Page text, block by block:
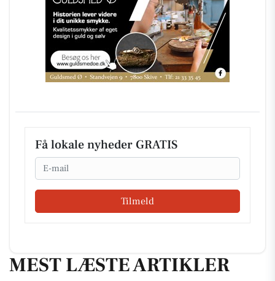
Få lokale nyheder GRATIS
Email
Tilmeld
MEST LÆSTE ARTIKLER